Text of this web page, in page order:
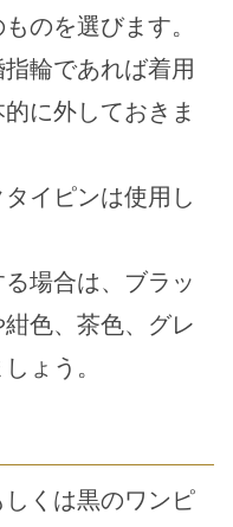
のを選びます。
輪であれば着用
に外しておきま
イピンは使用し
場合は、ブラッ
色、茶色、グレ
ょう。
くは黒のワンピ